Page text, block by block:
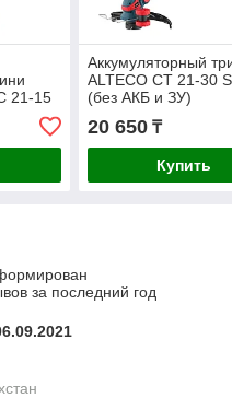
21-15
Аккумуляторный
ALTECO CT 21-30
(без АКБ и ЗУ)
20 650₸
Купить
за последний год